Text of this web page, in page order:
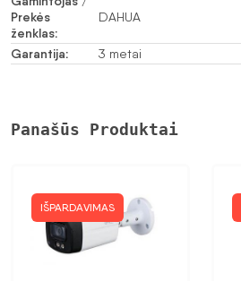
Prekės
ženklas:
DAHUA
Garantija: 3 metai
Panašūs Produktai
IŠPARDAVIMAS